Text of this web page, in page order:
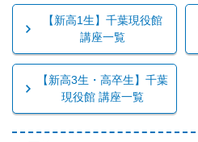
【新高1生】千葉現役館
講座一覧
【新高3生・高卒生】千葉
現役館 講座一覧